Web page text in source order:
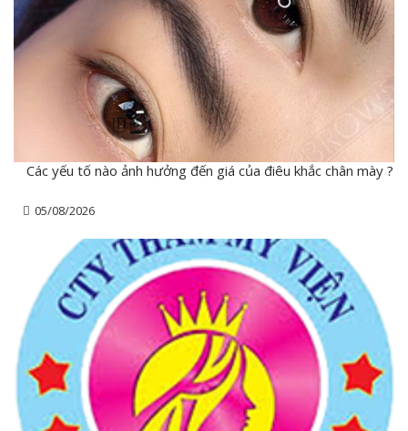
Các yếu tố nào ảnh hưởng đến giá của điêu khắc chân mày ?
05/08/2026